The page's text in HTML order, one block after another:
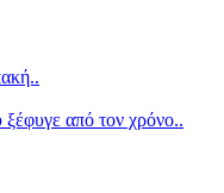
από τον χρόνο..